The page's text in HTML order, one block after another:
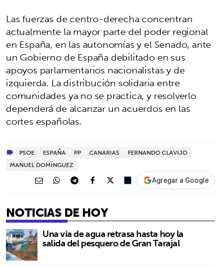
Las fuerzas de centro-derecha concentran
actualmente la mayor parte del poder regional
en España, en las autonomías y el Senado, ante
un Gobierno de España debilitado en sus
apoyos parlamentarios nacionalistas y de
izquierda. La distribución solidaria entre
comunidades ya no se practica, y resolverlo
dependerá de alcanzar un acuerdos en las
cortes españolas.
PSOE ESPAÑA PP CANARIAS
FERNANDO CLAVIJO
MANUEL DOMÍNGUEZ
Agregar a Google
NOTICIAS DE HOY
Una vía de agua retrasa hasta hoy la
salida del pesquero de Gran Tarajal